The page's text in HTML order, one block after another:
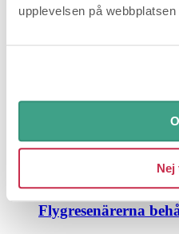
upplevelsen på
Nej
Må braI butikernas hyllor
Flygresenärerna